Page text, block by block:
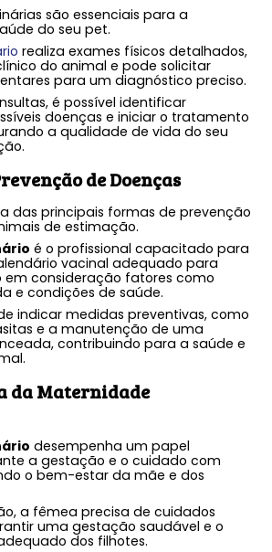
são essenciais para a
do seu pet.
realiza exames físicos detalhados,
do animal e pode solicitar
para um diagnóstico preciso.
é possível identificar
doenças e iniciar o tratamento
a qualidade de vida do seu
de Doenças
das principais formas de prevenção
de estimação.
é o profissional capacitado para
vacinal adequado para
consideração fatores como
e condições de saúde.
indicar medidas preventivas, como
e a manutenção de uma
contribuindo para a saúde e
da Maternidade
desempenha um papel
a gestação e o cuidado com
o bem-estar da mãe e dos
a fêmea precisa de cuidados
uma gestação saudável e o
dos filhotes.